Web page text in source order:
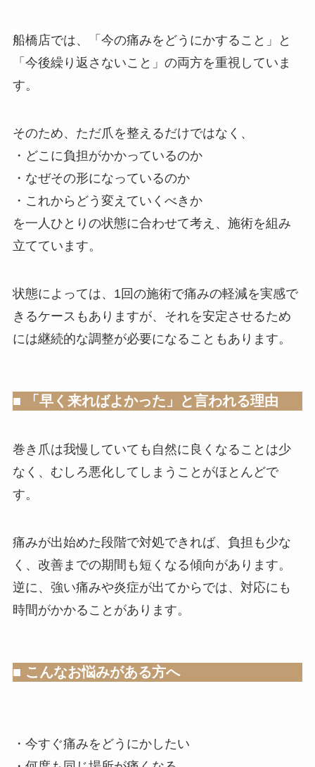
船橋店では、「今の痛みをどうにかすること」と
「今後繰り返さないこと」の両方を重視していま
す。
そのため、ただ爪を整えるだけではなく、
・どこに負担がかかっているのか
・なぜその形になっているのか
・これからどう変えていくべきか
を一人ひとりの状態に合わせて考え、施術を組み
立てています。
状態によっては、1回の施術で痛みの軽減を実感で
きるケースもありますが、それを安定させるため
には継続的な調整が必要になることもあります。
■ 「早く来ればよかった」と言われる理由
巻き爪は我慢していても自然に良くなることは少
なく、むしろ悪化してしまうことがほとんどで
す。
痛みが出始めた段階で対処できれば、負担も少な
く、改善までの期間も短くなる傾向があります。
逆に、強い痛みや炎症が出てからでは、対応にも
時間がかかることがあります。
■ こんなお悩みがある方へ
・今すぐ痛みをどうにかしたい